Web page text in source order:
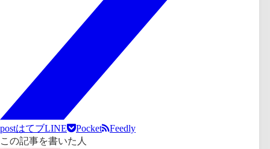
postはてブLINE Pocket
Feedly
この記事を書いた人